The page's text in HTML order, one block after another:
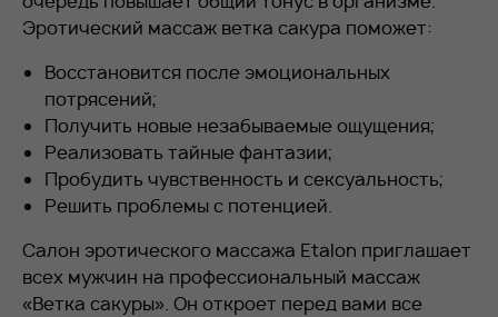
Эротический массаж ветка сакура поможет:
Восстановится после эмоциональных
потрясений;
Получить новые незабываемые ощущения;
Реализовать тайные фантазии;
Пробудить чувственность и сексуальность;
Решить проблемы с потенцией.
Салон эротического массажа Etalon приглашает
всех мужчин на профессиональный массаж
«Ветка сакуры». Он откроет перед вами все